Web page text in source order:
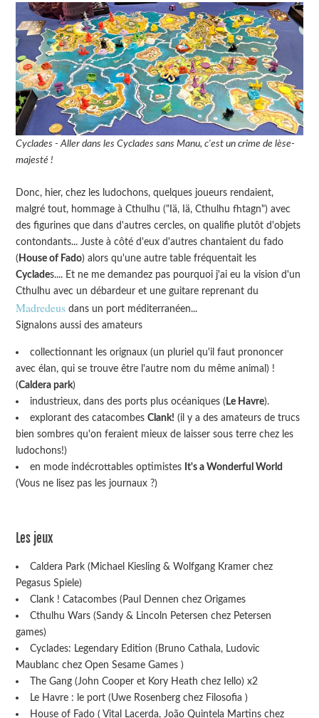
Cyclades - Aller dans les Cyclades sans Manu, c'est un crime de lèse-
majesté !
Donc, hier, chez les ludochons, quelques joueurs rendaient,
malgré tout, hommage à Cthulhu ("Iä, Iä, Cthulhu fhtagn") avec
des figurines que dans d'autres cercles, on qualifie plutôt d'objets
contondants... Juste à côté d'eux d'autres chantaient du fado
( House of Fado) alors qu'une autre table fréquentait les
Cyclades.... Et ne me demandez pas pourquoi j'ai eu la vision d'un
Cthulhu avec un débardeur et une guitare reprenant du
Madredeus dans un port méditerranéen...
Signalons aussi des amateurs
collectionnant les orignaux (un pluriel qu'il faut prononcer
avec élan, qui se trouve être l'autre nom du même animal) !
(Caldera park)
industrieux, dans des ports plus océaniques (Le Havre).
explorant des catacombes Clank! (il y a des amateurs de trucs
bien sombres qu'on feraient mieux de laisser sous terre chez les
ludochons!)
en mode indécrottables optimistes It's a Wonderful World
(Vous ne lisez pas les journaux ?)
Les jeux
Caldera Park (Michael Kiesling & Wolfgang Kramer chez
Pegasus Spiele)
Clank ! Catacombes (Paul Dennen chez Origames
Cthulhu Wars (Sandy & Lincoln Petersen chez Petersen
games)
Cyclades: Legendary Edition (Bruno Cathala, Ludovic
Maublanc chez Open Sesame Games )
The Gang (John Cooper et Kory Heath chez Iello) x2
Le Havre : le port (Uwe Rosenberg chez Filosofia )
House of Fado ( Vital Lacerda, João Quintela Martins chez